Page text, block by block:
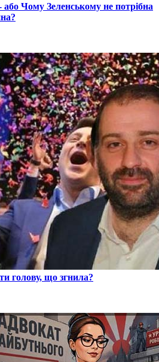
Чому Зеленському не потрібна
голову, що згнила?